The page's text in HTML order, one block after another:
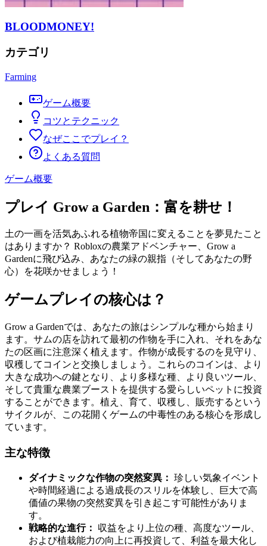
BLOODMONEY!
カテゴリ
Farming
ゲーム概要
コツとテクニック
なぜここでプレイ？
よくある質問
ゲーム概要
プレイ Grow a Garden：富を耕せ！
土の一画を活気あふれる植物帝国に変えることを夢見たこと
はありますか？ Robloxの農業アドベンチャー、Grow a
Gardenに飛び込み、あなたの緑の親指（そしてあなたの野
心）を花咲かせましょう！
ゲームプレイの核心は？
Grow a Gardenでは、あなたの旅はシンプルな種から始まり
ます。サムの店を訪れて最初の作物を手に入れ、それをあな
たの区画に注意深く植えます。作物が成長するのを見守り、
収穫してコインと交換しましょう。これらのコインは、より
大きな成功への鍵となり、より多様な種、より良いツール、
そして貴重な農業ブーストを提供する愛らしいペットに投資
することができます。植え、育て、収穫し、販売するという
サイクルが、この花開くゲームの中毒性のある核心を形成し
ています。
主な特徴
ダイナミックな作物の突然変異： 珍しい気象イベント
や時間経過による過成長のスリルを体験し、巨大で高
価値の果物の突然変異を引き起こす可能性がありま
す。
戦略的な進行：
収益をより上位の種、高度なツール、
および植栽能力の向上に再投資して、利益を最大化し